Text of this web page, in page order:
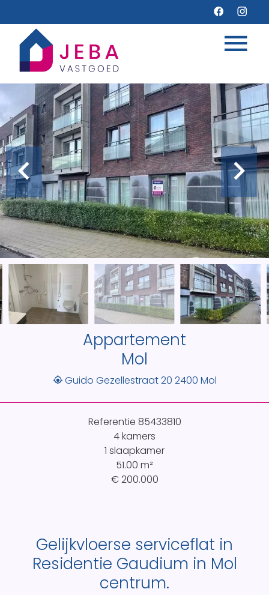
Appartement
Mol
Guido Gezellestraat 20 2400 Mol
Referentie 85433810
4 kamers
1 slaapkamer
51.00 m²
€ 200.000
Gelijkvloerse serviceflat in
Residentie Gaudium in Mol
centrum.